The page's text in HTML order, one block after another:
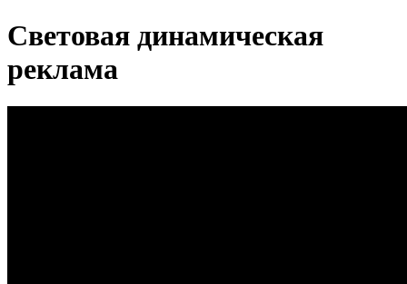
Световая динамическая
реклама